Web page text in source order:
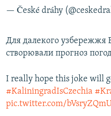
— České dráhy
Для далекого узбережжя
створювали прогноз
I really hope this joke will
#KaliningradIsCzechia
pic.twitter.com/